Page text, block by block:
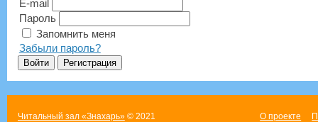
E-mail
Пароль
Запомнить меня
Забыли пароль?
Читальный зал «Знахарь»© 2021 О проекте